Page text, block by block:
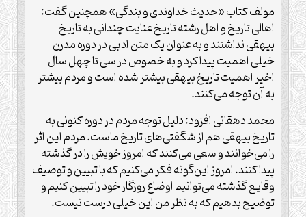
مولف کتاب «حدیث خداوندی و بندگی» همچنین گفت:
اهالی تاریخ و اهل رشته تاریخ عنایت چندانی به تاریخ
بیهقی نداشتند و به عنوان یک متن ادبی در دوره مدرن
خیلی اهمیت پیدا کرد و به خصوص در سی تا چهل سال
اخیر اهمیت تاریخ بیهقی بیشتر شده است و مردم بیشتر
به آن توجه می‌کنند.
محمد دهقانی افزود: دلیل توجه مردم در دوره کنونی به
تاریخ بیهقی هم از شگفتی‌های تاریخ ماست. مردم این اثر
را می‌خوانند و سعی می‌کنند که امروز خویش را در گذشته
پیدا کنند. امروز این‌گونه فکر می‌کنیم که با تبیین و توصیف
وقایع گذشته می‌توانیم اوضاع روزگار خود را تبیین کنیم و
توضیح بدهیم که به نظر من این خیلی درست نیست.